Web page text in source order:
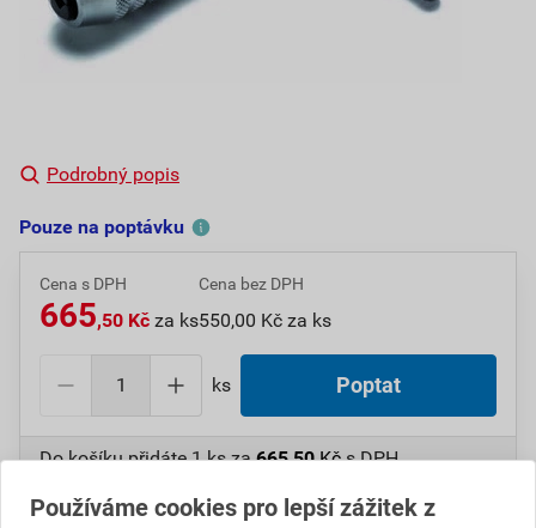
Podrobný popis
Pouze na poptávku
Cena s DPH
665,50 Kč za ks
Cena bez DPH
550,00 Kč za ks
ks Poptat
Do košíku přidáte1 ksza665,50Kčs DPH
Používáme cookies pro lepší zážitek z